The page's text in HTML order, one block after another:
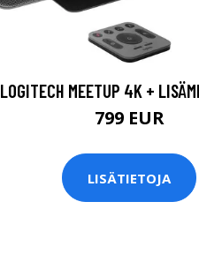
LOGITECH MEETUP 4K +
799 EUR
LISÄTIETOJA